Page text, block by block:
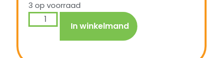
3 op voorraad
In winkelmand